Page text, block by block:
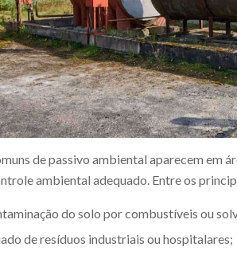
de passivo ambiental aparecem em
ambiental adequado. Entre os
do solo por combustíveis ou
de resíduos industriais ou hospitalares;